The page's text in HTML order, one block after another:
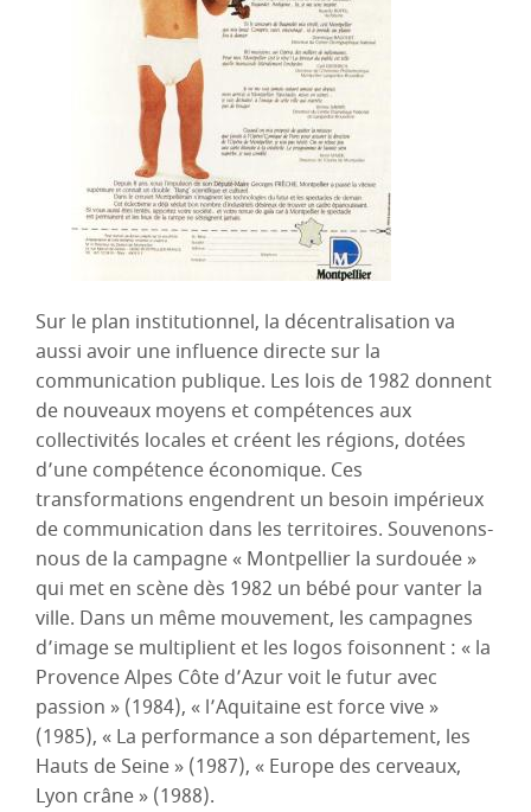
Sur le plan institutionnel, la décentralisation va
aussi avoir une influence directe sur la
communication publique. Les lois de 1982 donnent
de nouveaux moyens et compétences aux
collectivités locales et créent les régions, dotées
d’une compétence économique. Ces
transformations engendrent un besoin impérieux
de communication dans les territoires. Souvenons-
nous de la campagne « Montpellier la surdouée »
qui met en scène dès 1982 un bébé pour vanter la
ville. Dans un même mouvement, les campagnes
d’image se multiplient et les logos foisonnent : « la
Provence Alpes Côte d’Azur voit le futur avec
passion » (1984), « l’Aquitaine est force vive »
(1985), « La performance a son département, les
Hauts de Seine » (1987), « Europe des cerveaux,
Lyon crâne » (1988).